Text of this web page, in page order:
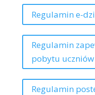
Regulamin e-
Regulamin
pobytu uczniów
Regulamin